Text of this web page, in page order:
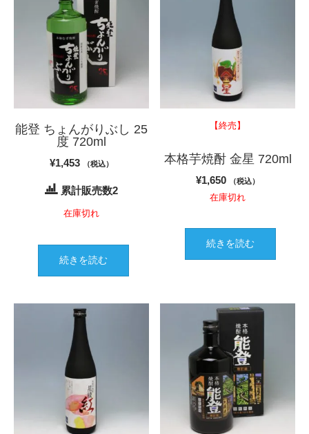
能登 ちょんがりぶし 25
度 720ml
¥1,453 （税込）
累計販売数2
在庫切れ
続きを読む
【終売】
本格芋焼酎 金星 720ml
¥1,650 （税込）
在庫切れ
続きを読む